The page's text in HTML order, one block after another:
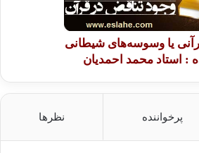
یا وسوسه‌های شیطانی
: استاد محمد احمدیان
پرخواننده نظرها